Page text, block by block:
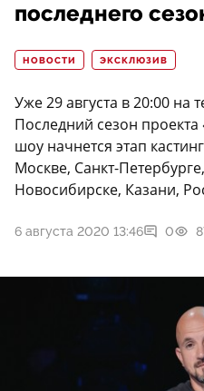
последнего
НОВОСТИ ЭКСКЛЮЗИВ
Уже 29 августа в 20:00 на
Последний сезон
шоу начнется этап
Москве, Санкт-
Новосибирске, Казани,
6 августа 2020 13:46 0